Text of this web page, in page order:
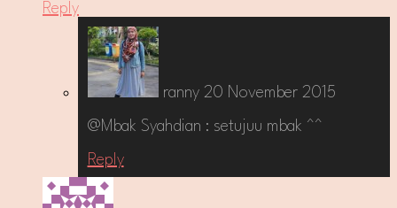
Reply
ranny 20 November 2015
@Mbak Syahdian : setujuu mbak ^^
Reply